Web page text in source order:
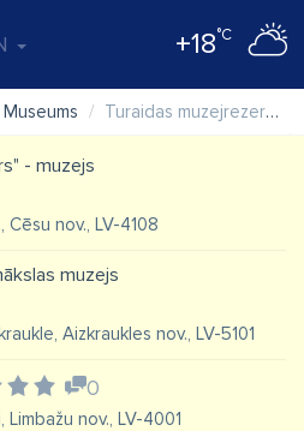
+18°C
Museums Turaidas muzejrezervāts, īpaši aizsargājamais kultūras piemineklis
- muzejs
nov., LV-4108
muzejs
Aizkraukles nov., LV-5101
0
nov., LV-4001